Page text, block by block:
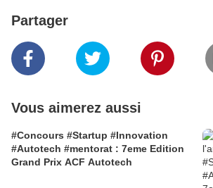
Partager
Vous aimerez aussi
#Concours #Startup #Innovation
#Autotech #mentorat : 7eme Edition
Grand Prix ACF Autotech